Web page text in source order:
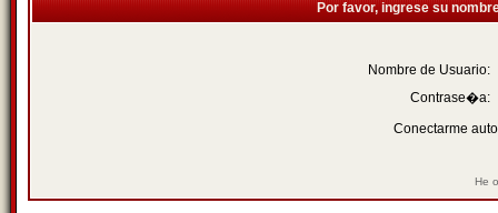
Por favor, ingrese su
Nombre de Usuario:
Contrase�a:
Conectarme
He